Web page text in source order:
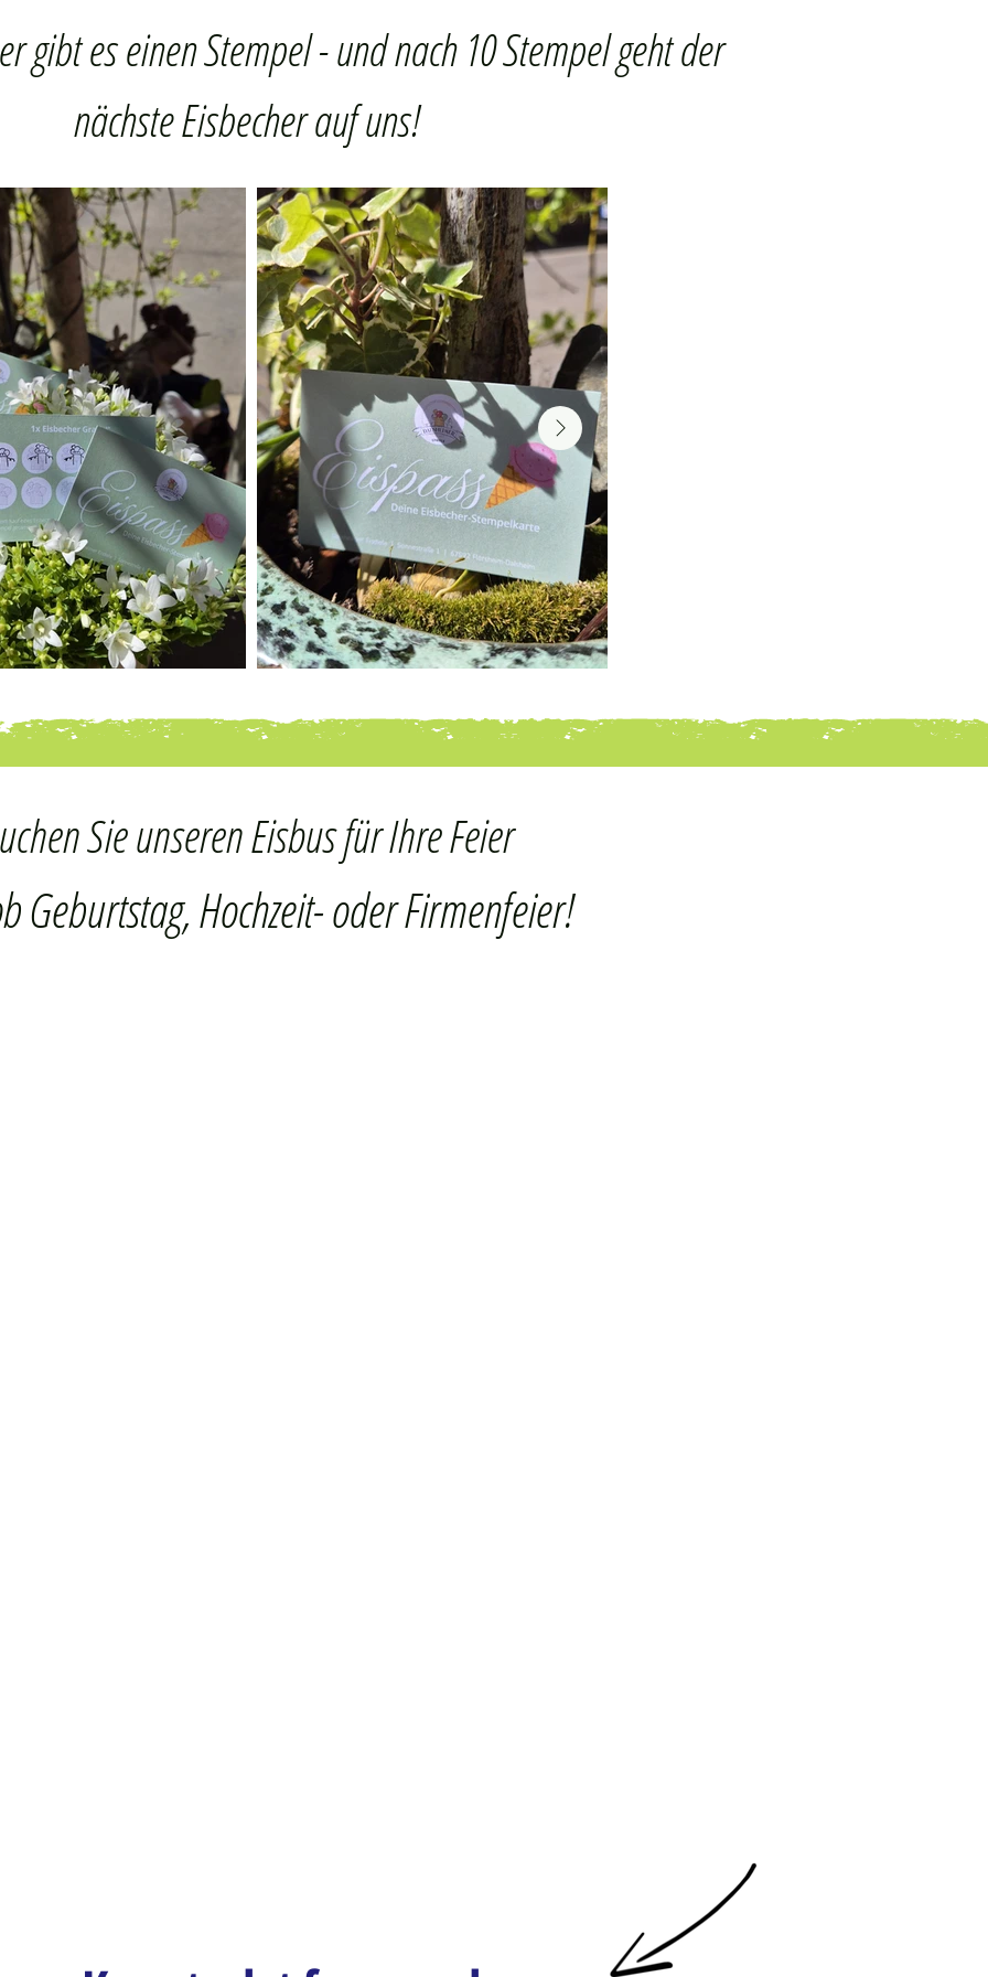
gibt es einen Stempel - und nach 10 Stempel geht der
nächste Eisbecher auf uns!
Sie unseren Eisbus für Ihre Feier
Geburtstag, Hochzeit- oder Firmenfeier!